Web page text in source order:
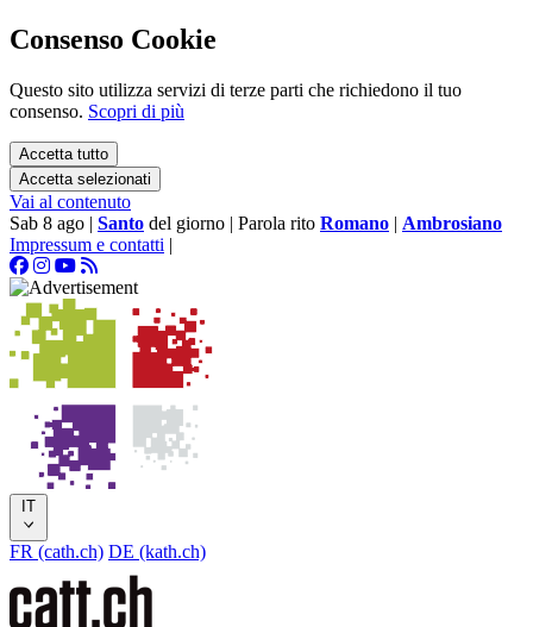
Consenso Cookie
Questo sito utilizza servizi di terze parti che richiedono il tuo
consenso. Scopri di più
Accetta tutto
Accetta selezionati
Vai al contenuto
Sab 8 ago | Santo del giorno | Parola rito Romano | Ambrosiano
Impressum e contatti |
IT
FR (cath.ch) DE (kath.ch)